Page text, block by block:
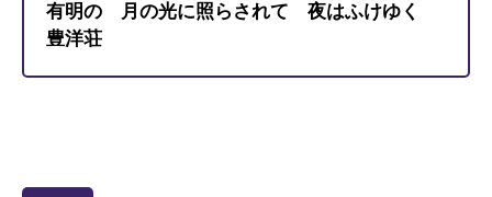
有明の 月の光に照らされて 夜はふけゆく
豊洋荘